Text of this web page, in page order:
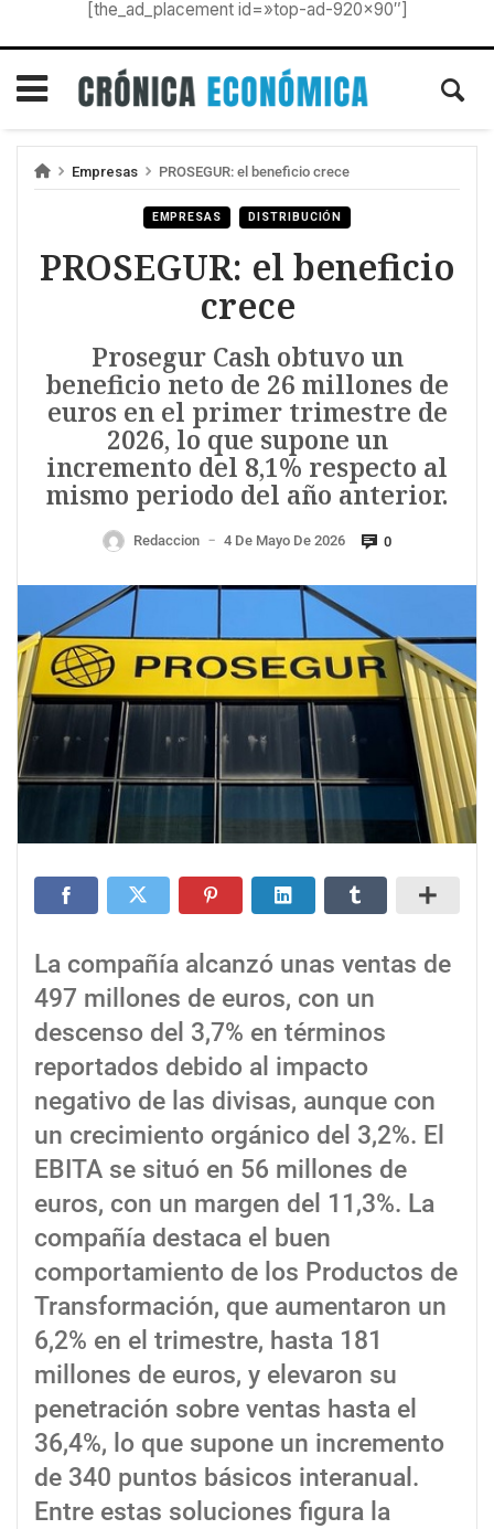
[the_ad_placement id=»top-ad-920×90″]
Empresas PROSEGUR: el beneficio crece
EMPRESAS DISTRIBUCIÓN
PROSEGUR: el beneficio
crece
Prosegur Cash obtuvo un
beneficio neto de 26 millones de
euros en el primer trimestre de
2026, lo que supone un
incremento del 8,1% respecto al
mismo periodo del año anterior.
Redaccion — 4 De Mayo De 2026 0
La compañía alcanzó unas ventas de
497 millones de euros, con un
descenso del 3,7% en términos
reportados debido al impacto
negativo de las divisas, aunque con
un crecimiento orgánico del 3,2%. El
EBITA se situó en 56 millones de
euros, con un margen del 11,3%. La
compañía destaca el buen
comportamiento de los Productos de
Transformación, que aumentaron un
6,2% en el trimestre, hasta 181
millones de euros, y elevaron su
penetración sobre ventas hasta el
36,4%, lo que supone un incremento
de 340 puntos básicos interanual.
Entre estas soluciones figura la